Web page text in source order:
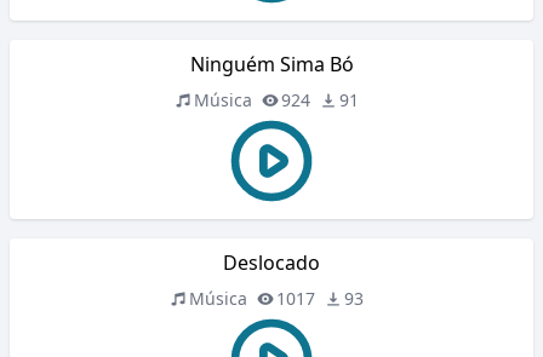
Ninguém Sima Bó
Música 924 91
Deslocado
Música 1017 93